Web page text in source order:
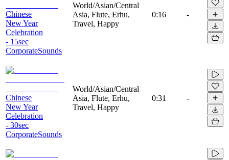
Chinese
New Year
Celebration
- 15sec
CorporateSounds
World/Asian/Central
Asia, Flute, Erhu,
Travel, Happy
0:16 -
Chinese
New Year
Celebration
- 30sec
CorporateSounds
World/Asian/Central
Asia, Flute, Erhu,
Travel, Happy
0:31 -